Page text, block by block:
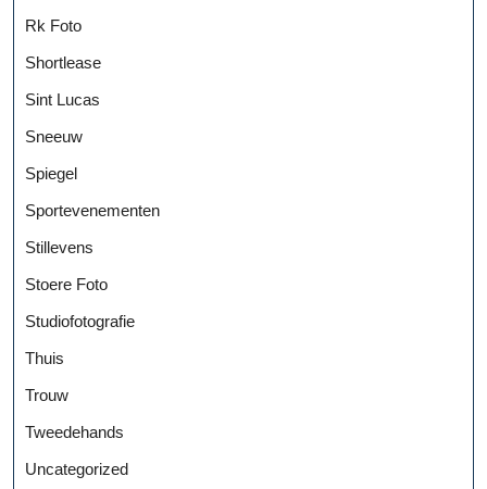
Rk Foto
Shortlease
Sint Lucas
Sneeuw
Spiegel
Sportevenementen
Stillevens
Stoere Foto
Studiofotografie
Thuis
Trouw
Tweedehands
Uncategorized